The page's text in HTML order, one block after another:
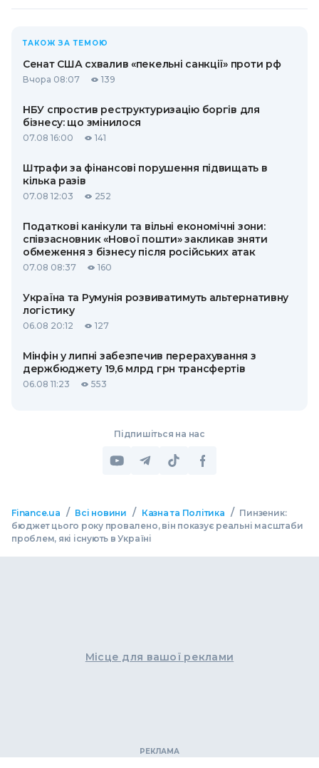
ТАКОЖ ЗА ТЕМОЮ
Сенат США схвалив «пекельні санкції» проти рф
Вчора 08:07 139
НБУ спростив реструктуризацію боргів для
бізнесу: що змінилося
07.08 16:00 141
Штрафи за фінансові порушення підвищать в
кілька разів
07.08 12:03 252
Податкові канікули та вільні економічні зони:
співзасновник «Нової пошти» закликав зняти
обмеження з бізнесу після російських атак
07.08 08:37 160
Україна та Румунія розвиватимуть альтернативну
логістику
06.08 20:12 127
Мінфін у липні забезпечив перерахування з
держбюджету 19,6 млрд грн трансфертів
06.08 11:23 553
Підпишіться на нас
Finance.ua / Всі новини / Казна та Політика / Пинзеник:
бюджет цього року провалено, він показує реальні масштаби
проблем, які існують в Україні
Місце для вашої реклами